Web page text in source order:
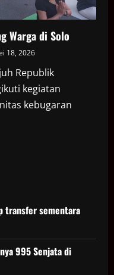
Warga di Solo
18, 2026
Republik
kegiatan
kebugaran
transfer sementara
995 Senjata di